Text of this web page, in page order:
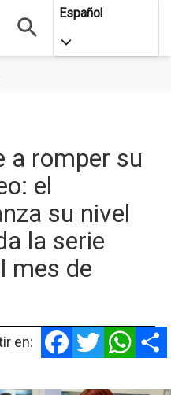
Español
Toggle
a romper su
el
su nivel
la serie
mes de
en:
Facebook
Twitter